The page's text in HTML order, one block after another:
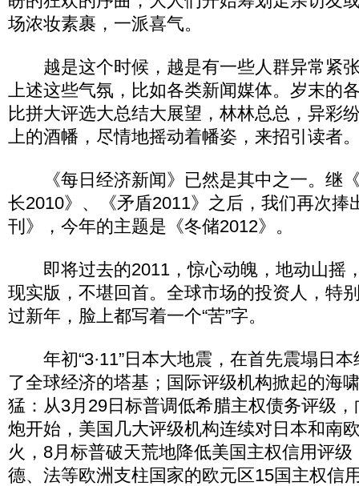
场浓妆素裹，一派喜气。
越是这个时候，越是有一些人群异常紧
上述这些气氛，比如各类新闻媒体。岁末的
比拼大评选大总结大展望，林林总总，异彩
上的酒幡，尽情地摇动着幡姿，来招引读者
《每日经济新闻》已然是其中之一。继
长2010》、《矛盾2011》之后，我们再次捧
刊》，今年的主题是《冬储2012》。
即将过去的2011，惊心动魄，地动山摇
现实版，不堪回首。全球市场的投资人，特
过新年，脸上都写着一个“苦”字。
年初“3·11”日本大地震，在首先震塌日本
了全球经济的塔基；国际评级机构掀起的海
猛：从3月29日标普调低希腊主权债务评级
炮开始，美国几大评级机构连续对日本和南
火，8月标普破天荒地降低美国主权信用评
德、法等欧洲支柱国家的欧元区15国主权信